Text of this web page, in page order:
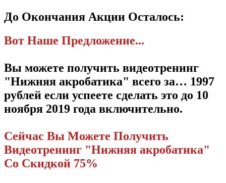
До Окончания Акции Осталось:
Вот Наше Предложение...
Вы можете получить видеотренинг
"Нижняя акробатика" всего за… 1997
рублей если успеете сделать это до 10
ноября 2019 года включительно.
Сейчас Вы Можете Получить
Видеотренинг "Нижняя акробатика"
Со Скидкой 75%